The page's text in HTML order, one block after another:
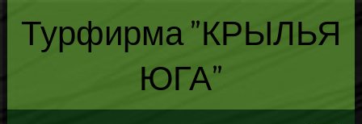
Турфирма "КРЫЛЬЯ
ЮГА"